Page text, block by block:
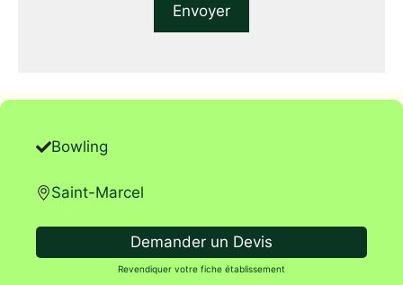
Bowling
Saint-Marcel
Demander un Devis
Revendiquer votre fiche établissement